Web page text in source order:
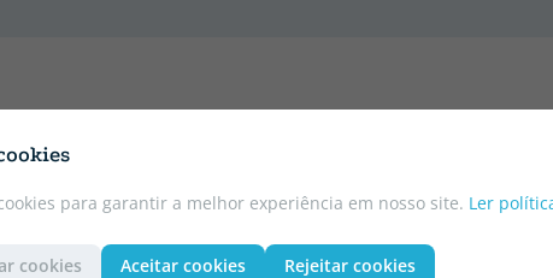
para garantir a melhor experiência em nosso site. Ler
cookies Aceitar cookies Rejeitar cookies